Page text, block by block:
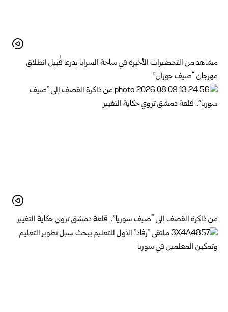
مشاهد من التحضيرات الأخيرة في ساحة السرايا بدرعا قُبيل انطلاق
مهرجان “صيف حوران”
من ذاكرة القصف إلى “صيف سوريا”.. قلعة دمشق تروي حكاية التغيير